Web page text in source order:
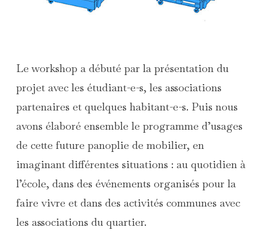
Le workshop a débuté par la présentation du
projet avec les étudiant-e-s, les associations
partenaires et quelques habitant-e-s. Puis nous
avons élaboré ensemble le programme d’usages
de cette future panoplie de mobilier, en
imaginant différentes situations : au quotidien à
l’école, dans des événements organisés pour la
faire vivre et dans des activités communes avec
les associations du quartier.